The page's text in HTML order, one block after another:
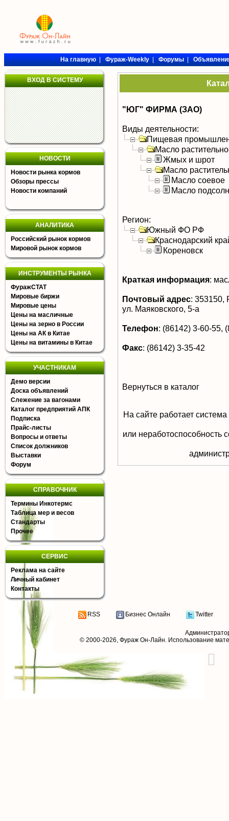
На главную|Фураж-Weekly|Форумы|
ВХОД В СИСТЕМУ
НОВОСТИ
Новости рынка кормов
Обзоры прессы
Новости компаний
АНАЛИТИКА
Российский рынок кормов
Мировой рынок кормов
ИНСТРУМЕНТЫ РЫНКА
ФуражСТАТ
Мировые биржи
Мировые цены
Цены на масличные
Цены на зерно в России
Цены на АК в Китае
Цены на витамины в Китае
УЧАСТНИКАМ
Демо версии
Доска объявлений
Слежение за вагонами
Каталог предприятий АПК
Подписка
Прайс-листы
Вопросы и ответы
Список должников
Выставки
Форум
СПРАВОЧНИК
Термины Инкотермс
Таблица мер и весов
Стандарты
Прочее
СЕРВИС
Реклама на сайте
Личный кабинет
Контакты
"ЮГ" ФИРМА (ЗАО)
Виды деятельности:
Пищевая
Масло
Жмых и шрот
Масло
Масло соевое
Масло
Регион:
Южный ФО РФ
Краснодарский
Кореновск
Краткая информация:
Почтовый адрес: 353150,
ул. Маяковского, 5-а
Телефон: (86142) 3-60-55,
Факс: (86142) 3-35-42
Вернуться в каталог
На сайте работает
или неработоспособность
RSS Бизнес Онлайн Twitter
© 2000-2026, Фураж Он-Лайн. Использование